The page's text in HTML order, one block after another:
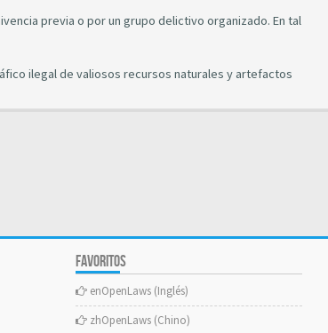
previa o por un grupo delictivo organizado. En tal
ilegal de valiosos recursos naturales y artefactos
FAVORITOS
enOpenLaws (Inglés)
zhOpenLaws (Chino)